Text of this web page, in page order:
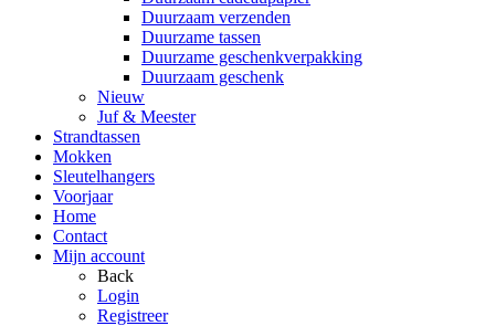
Duurzaam verzenden
Duurzame tassen
Duurzame geschenkverpakking
Duurzaam geschenk
Nieuw
Juf & Meester
Strandtassen
Mokken
Sleutelhangers
Voorjaar
Home
Contact
Mijn account
Back
Login
Registreer